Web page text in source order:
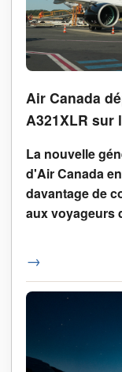
Air Canada
A321XLR sur
La nouvelle
d'Air Canada
davantage de
aux voyageurs
→